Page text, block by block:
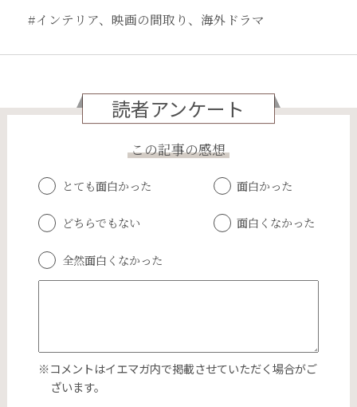
#インテリア、映画の間取り、海外ドラマ
読者アンケート
この記事の感想
とても面白かった 面白かった
どちらでもない 面白くなかった
全然面白くなかった
※コメントはイエマガ内で掲載させていただく場合がご
ざいます。